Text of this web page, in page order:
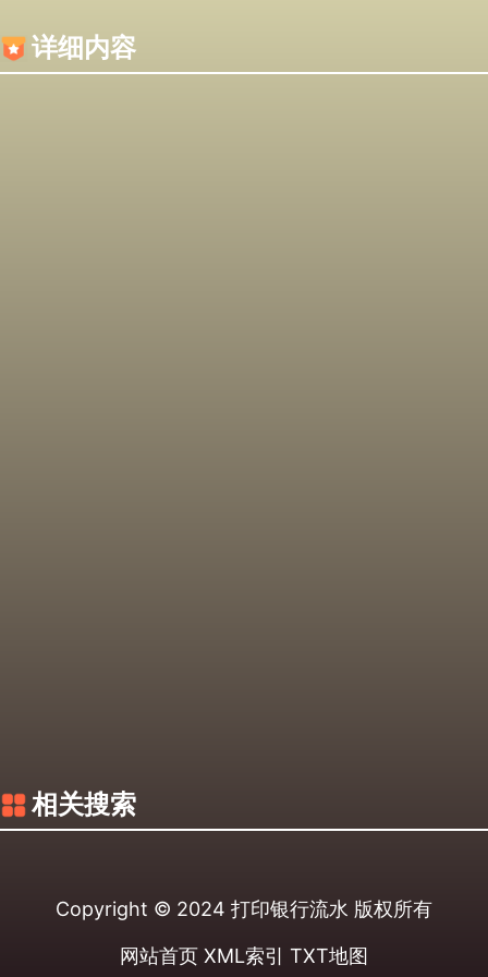
详细内容
相关搜索
Copyright © 2024 打印银行流水 版权所有
网站首页 XML索引 TXT地图